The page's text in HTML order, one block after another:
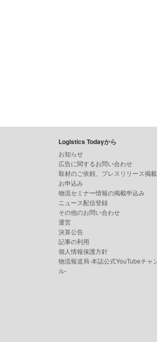
Logistics Todayから
お知らせ
広告に関するお問い合わせ
取材のご依頼、プレスリリース掲
お申込み
物流セミナー情報の掲載申込み
ニュース配信登録
その他のお問い合わせ
運営
決算公告
記事の利用
個人情報保護方針
物流報道局-本誌公式YouTubeチャ
ル-